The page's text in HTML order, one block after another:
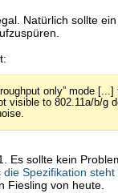
Natürlich sollte
only” mode
visible to 802.11a/b/g
Es sollte kein
die Spezifikation steht
Fiesling von heute.